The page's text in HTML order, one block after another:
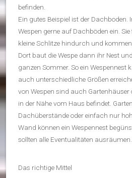
befinden.
Ein gutes Beispiel ist der Dachboden.
Wespen gerne auf Dachböden ein.
kleine Schlitze hindurch und
Dort baut die Wespe dann ihr Nest
ganzen Sommer. So ein Wespennest
auch unterschiedliche Größen
von Wespen sind auch
in der Nähe vom Haus befindet.
Dachüberstände oder einfach nur
Wand können ein Wespennest
sollten alle Eventualitäten ausräumen.
Das richtige Mittel